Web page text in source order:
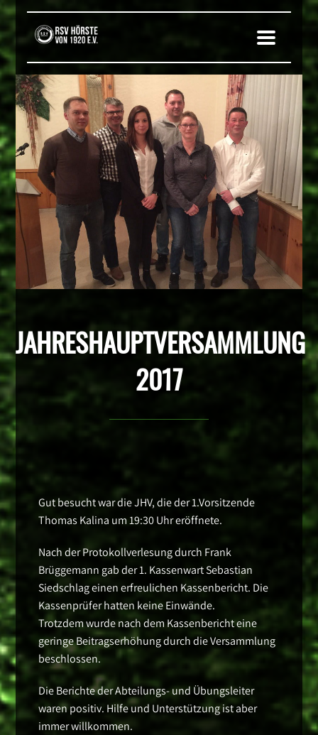
JAHRESHAUPTVERSAMMLUNG
2017
Gut besucht war die JHV, die der 1.Vorsitzende
Thomas Kalina um 19:30 Uhr eröffnete.
Nach der Protokollverlesung durch Frank
Brüggemann gab der 1. Kassenwart Sebastian
Siedschlag einen erfreulichen Kassenbericht. Die
Kassenprüfer hatten keine Einwände.
Trotzdem wurde nach dem Kassenbericht eine
geringe Beitragserhöhung durch die Versammlung
beschlossen.
Die Berichte der Abteilungs- und Übungsleiter
waren positiv. Hilfe und Unterstützung ist aber
immer willkommen.